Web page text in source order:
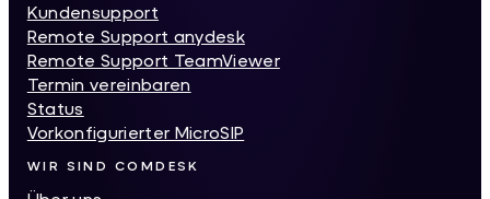
Kundensupport
Remote Support anydesk
Remote Support TeamViewer
Termin vereinbaren
Status
Vorkonfigurierter MicroSIP
WIR SIND COMDESK